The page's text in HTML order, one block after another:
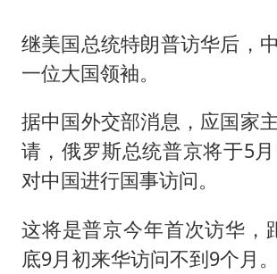
继美国总统特朗普访华后，
一位大国领袖。
据中国外交部消息，应国家
请，俄罗斯总统普京将于5
对中国进行国事访问。
这将是普京今年首次访华，
底9月初来华访问不到9个月。